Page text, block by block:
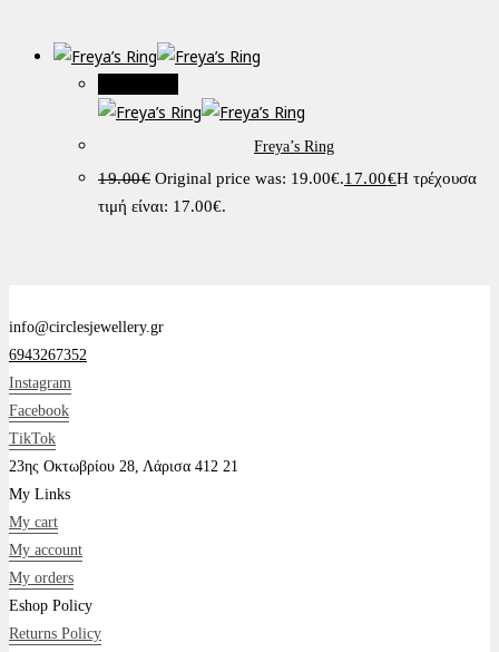
Freya’s Ring
19.00€ Original price was: 19.00€.17.00€Η τρέχουσα
τιμή είναι: 17.00€.
info@circlesjewellery.gr
6943267352
Instagram
Facebook
TikTok
23ης Οκτωβρίου 28, Λάρισα 412 21
My Links
My cart
My account
My orders
Eshop Policy
Returns Policy